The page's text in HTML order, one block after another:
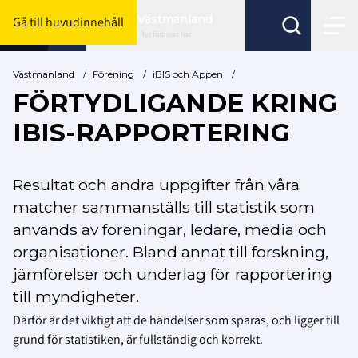
Gå till huvudinnehåll
Byt förbund här
Västmanland / Förening / iBIS och Appen /
FÖRTYDLIGANDE KRING
IBIS-RAPPORTERING
Resultat och andra uppgifter från våra
matcher sammanställs till statistik som
används av föreningar, ledare, media och
organisationer. Bland annat till forskning,
jämförelser och underlag för rapportering
till myndigheter.
Därför är det viktigt att de händelser som sparas, och ligger till
grund för statistiken, är fullständig och korrekt.